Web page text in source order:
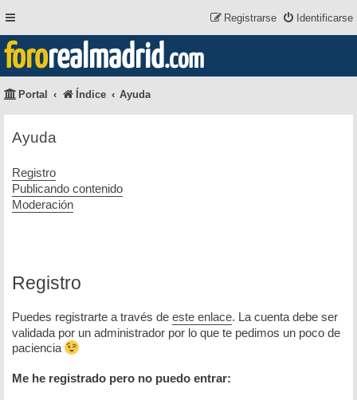
Identificarse
Registrarse
fororealmadrid.com
Portal Índice Ayuda
Ayuda
Registro
Publicando contenido
Moderación
Registro
Puedes registrarte a través de este enlace. La cuenta debe ser
validada por un administrador por lo que te pedimos un poco de
paciencia
Me he registrado pero no puedo entrar: